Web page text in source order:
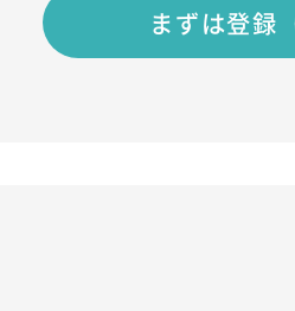
まずは登録